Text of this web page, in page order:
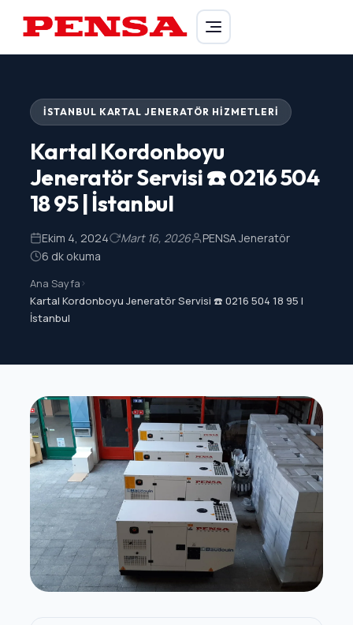
PENSA Generator
İSTANBUL KARTAL JENERATÖR HIZMETLERI
Kartal Kordonboyu
Jeneratör Servisi ☎️ 0216 504
18 95 | İstanbul
Ekim 4, 2024 Mart 16, 2026
PENSA Jeneratör
6 dk okuma
Ana Sayfa>
Kartal Kordonboyu Jeneratör Servisi ☎️ 0216 504 18 95 |
İstanbul